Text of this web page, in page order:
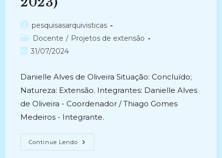
Autor
do
post:
pesquisasarquivisticas
Categoria
do
Docente / Projetos de extensão
Post31/07/2024
Danielle Alves de Oliveira Situação: Concluído;
Natureza: Extensão. Integrantes: Danielle Alves
de Oliveira - Coordenador / Thiago Gomes
Medeiros - Integrante.
Continue Lendo ORGANIZAÇÃO
E